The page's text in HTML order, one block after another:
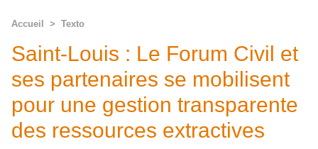
Accueil > Texto
Saint-Louis : Le Forum Civil et
ses partenaires se mobilisent
pour une gestion transparente
des ressources extractives